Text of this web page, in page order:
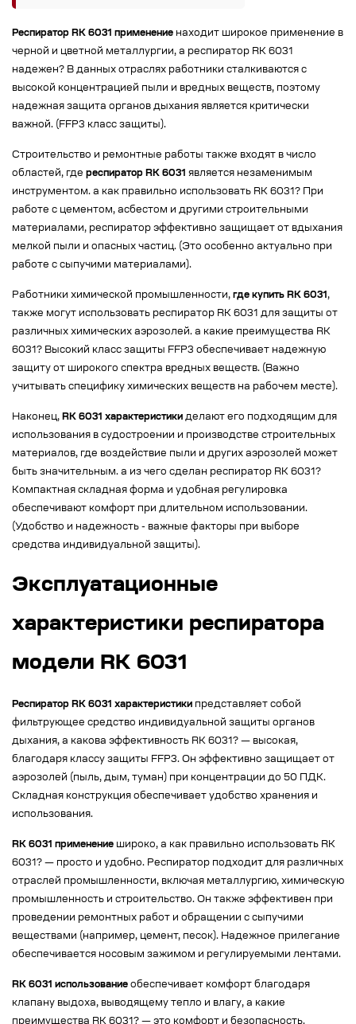
Респиратор RK 6031 применение находит широкое применение в
черной и цветной металлургии, а респиратор RK 6031
надежен? В данных отраслях работники сталкиваются с
высокой концентрацией пыли и вредных веществ, поэтому
надежная защита органов дыхания является критически
важной. (FFP3 класс защиты).
Строительство и ремонтные работы также входят в число
областей, где респиратор RK 6031 является незаменимым
инструментом. а как правильно использовать RK 6031? При
работе с цементом, асбестом и другими строительными
материалами, респиратор эффективно защищает от вдыхания
мелкой пыли и опасных частиц. (Это особенно актуально при
работе с сыпучими материалами).
Работники химической промышленности, где купить RK 6031,
также могут использовать респиратор RK 6031 для защиты от
различных химических аэрозолей. а какие преимущества RK
6031? Высокий класс защиты FFP3 обеспечивает надежную
защиту от широкого спектра вредных веществ. (Важно
учитывать специфику химических веществ на рабочем месте).
Наконец, RK 6031 характеристики делают его подходящим для
использования в судостроении и производстве строительных
материалов, где воздействие пыли и других аэрозолей может
быть значительным. а из чего сделан респиратор RK 6031?
Компактная складная форма и удобная регулировка
обеспечивают комфорт при длительном использовании.
(Удобство и надежность - важные факторы при выборе
средства индивидуальной защиты).
Эксплуатационные
характеристики респиратора
модели RK 6031
Респиратор RK 6031 характеристики представляет собой
фильтрующее средство индивидуальной защиты органов
дыхания, а какова эффективность RK 6031? — высокая,
благодаря классу защиты FFP3. Он эффективно защищает от
аэрозолей (пыль, дым, туман) при концентрации до 50 ПДК.
Складная конструкция обеспечивает удобство хранения и
использования.
RK 6031 применение широко, а как правильно использовать RK
6031? — просто и удобно. Респиратор подходит для различных
отраслей промышленности, включая металлургию, химическую
промышленность и строительство. Он также эффективен при
проведении ремонтных работ и обращении с сыпучими
веществами (например, цемент, песок). Надежное прилегание
обеспечивается носовым зажимом и регулируемыми лентами.
RK 6031 использование обеспечивает комфорт благодаря
клапану выдоха, выводящему тепло и влагу, а какие
преимущества RK 6031? — это комфорт и безопасность.